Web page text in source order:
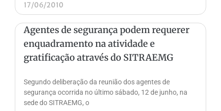
17/06/2010
Agentes de segurança podem requerer
enquadramento na atividade e
gratificação através do SITRAEMG
Segundo deliberação da reunião dos agentes de
segurança ocorrida no último sábado, 12 de junho, na
sede do SITRAEMG, o